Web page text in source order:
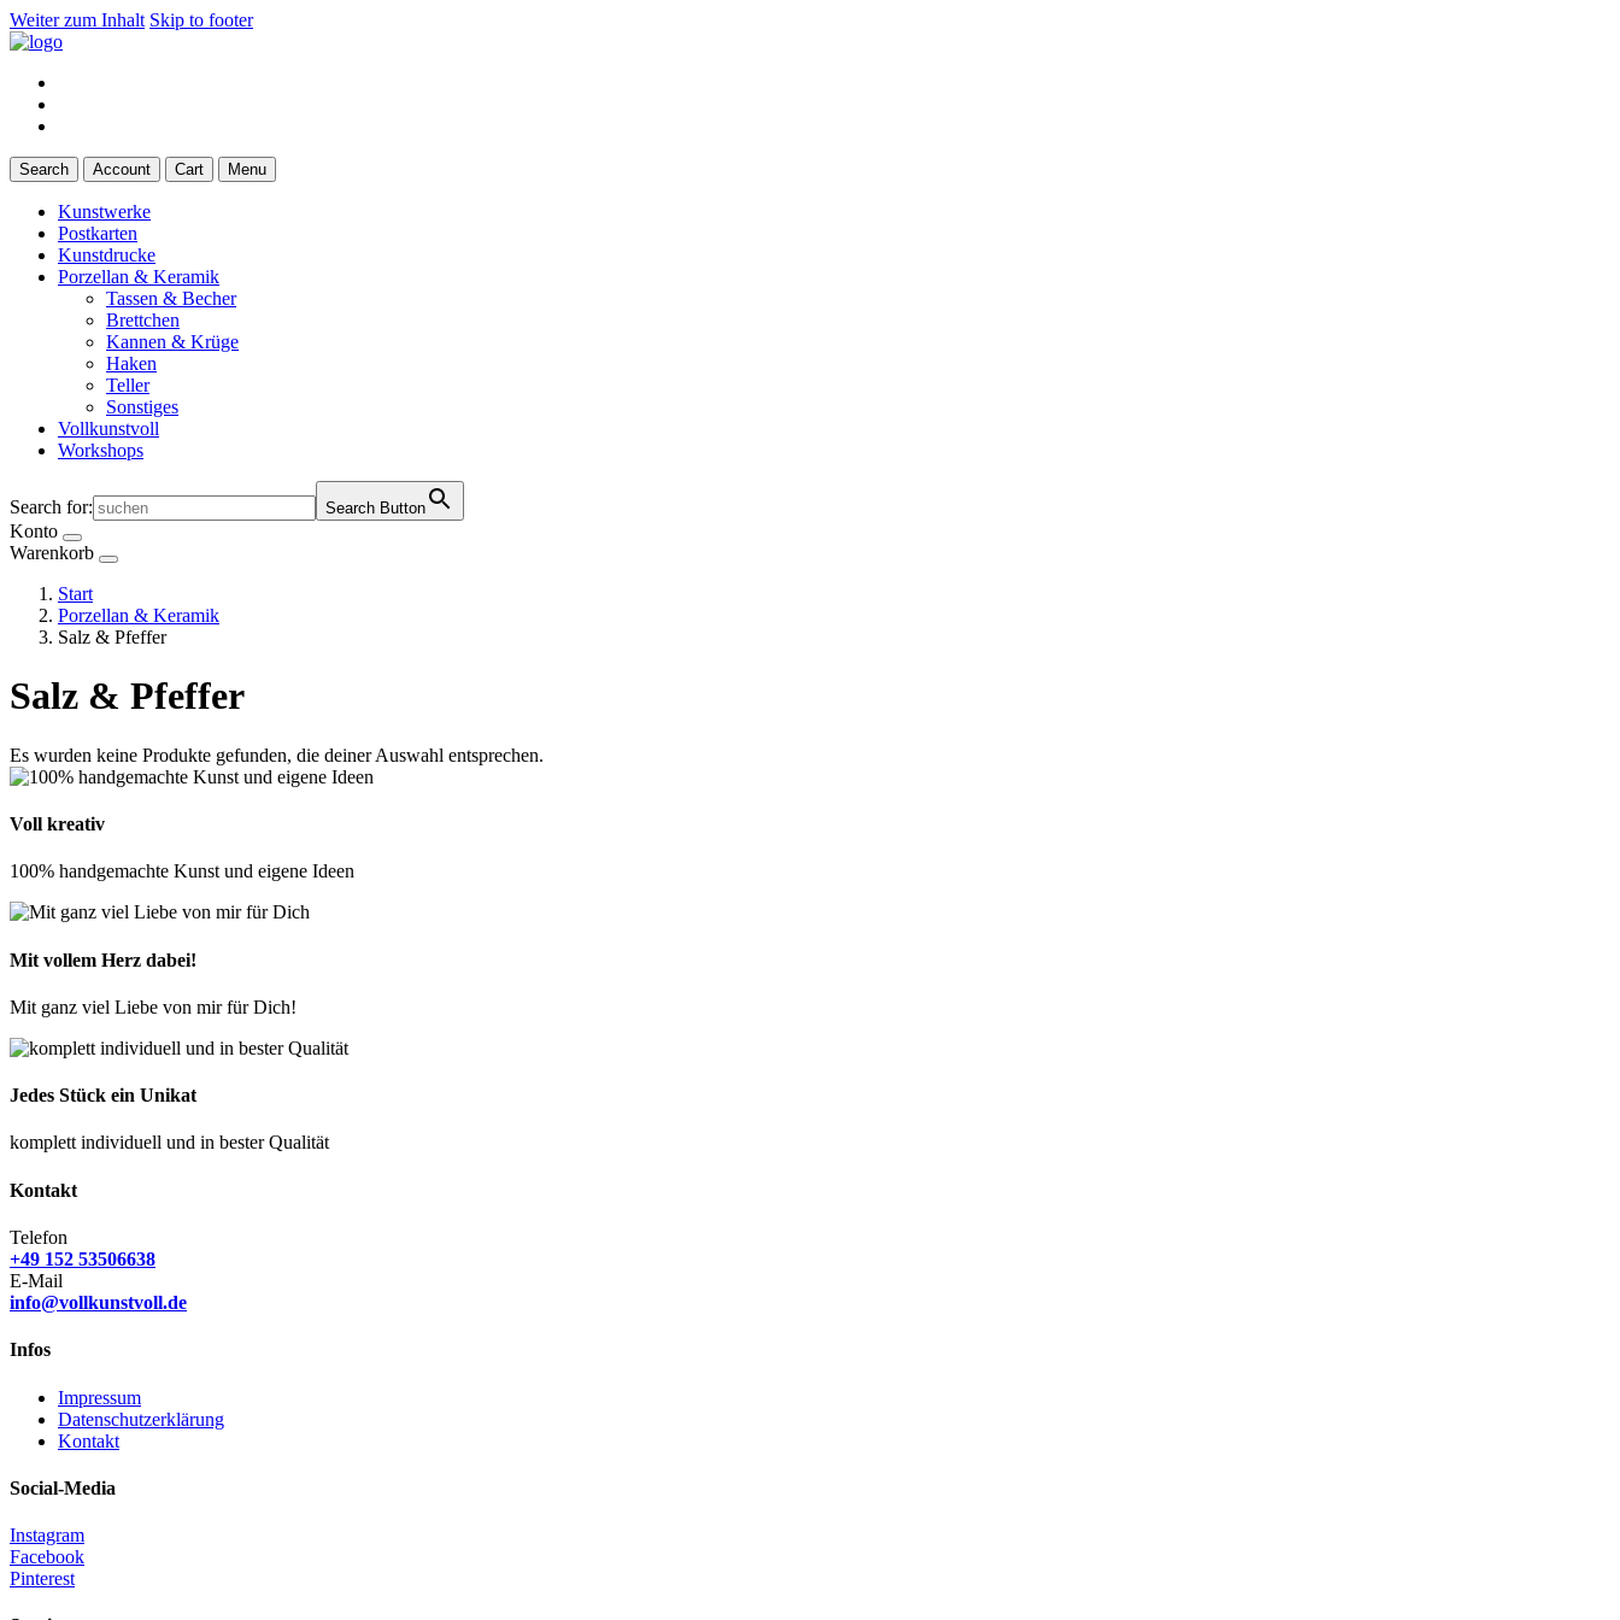
Weiter zum Inhalt Skip to footer
Search Account Cart Menu
Kunstwerke
Postkarten
Kunstdrucke
Porzellan & Keramik
Tassen & Becher
Brettchen
Kannen & Krüge
Haken
Teller
Sonstiges
Vollkunstvoll
Workshops
Search for: Search Button
Konto
Warenkorb
Start
Porzellan & Keramik
Salz & Pfeffer
Salz & Pfeffer
Es wurden keine Produkte gefunden, die deiner Auswahl entsprechen.
Voll kreativ
100% handgemachte Kunst und eigene Ideen
Mit vollem Herz dabei!
Mit ganz viel Liebe von mir für Dich!
Jedes Stück ein Unikat
komplett individuell und in bester Qualität
Kontakt
Telefon
+49 152 53506638
E-Mail
info@vollkunstvoll.de
Infos
Impressum
Datenschutzerklärung
Kontakt
Social-Media
Instagram
Facebook
Pinterest